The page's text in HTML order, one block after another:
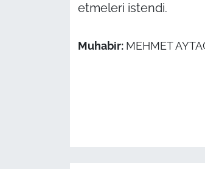
etmeleri istendi.
Muhabir: MEHMET